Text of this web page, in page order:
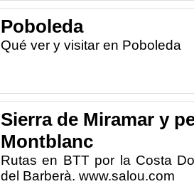
Poboleda
Qué ver y visitar en Poboleda
Sierra de Miramar y
Montblanc
Rutas en BTT por la Costa
del Barberà. www.salou.com